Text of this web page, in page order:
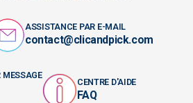
ASSISTANCE PAR E-MAIL
contact@clicandpick.com
MESSAGE
CENTRE D'AIDE
FAQ